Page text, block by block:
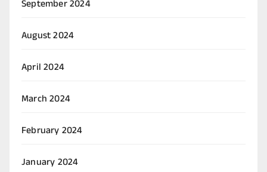
September 2024
August 2024
April 2024
March 2024
February 2024
January 2024